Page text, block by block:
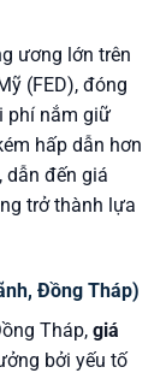
ương lớn trên
(FED), đóng
phí nắm giữ
hấp dẫn hơn
dẫn đến giá
trở thành lựa
Đồng Tháp)
Tháp, giá
bởi yếu tố